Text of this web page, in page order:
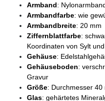
Armband:
Armbandfarbe: wie
Armbandbreite: 20 mm
Ziffernblattfarbe:
Koordinaten von Sylt
Gehäuse:
Gehäuseboden:
Gravur
Größe: Durchmesser
Glas: gehärtetes